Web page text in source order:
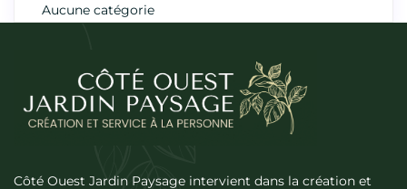
Aucune catégorie
Côté Ouest Jardin Paysage intervient dans la création et